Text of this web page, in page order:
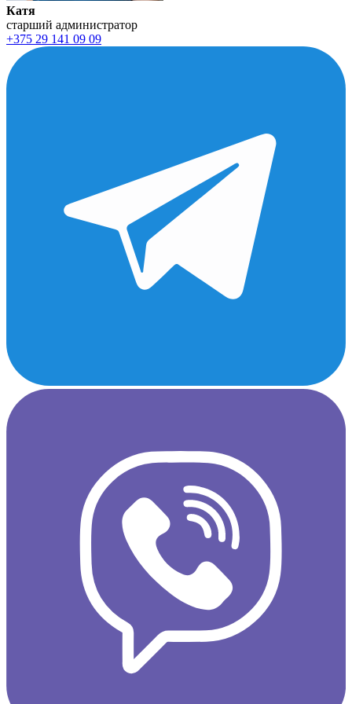
Катя
старший администратор
+375 29 141 09 09